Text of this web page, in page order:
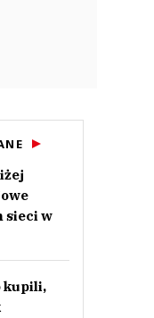
sieci w
kupili,